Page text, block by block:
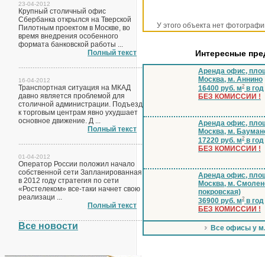
23-04-2012
Крупный столичный офис
Сбербанка открылся на Тверской
Пилотным проектом в Москве, во
время внедрения особенного
формата банковской работы ...
Полный текст
16-04-2012
Транспортная ситуация на МКАД
давно является проблемой для
столичной администрации. Подъезд
к торговым центрам явно ухудшает
основное движение. Д ...
Полный текст
01-04-2012
Оператор России положил начало
собственной сети Запланированная
в 2012 году стратегия по сети
«Ростелеком» все-таки начнет свою
реализаци ...
Полный текст
Все новости
У этого объекта нет
Интересные
Аренда офис,
Москва, м. Аннино
16400 руб. м2 в год
БЕЗ КОМИССИИ !
Аренда офис,
Москва, м.
17220 руб. м2 в год
БЕЗ КОМИССИИ !
Аренда офис,
Москва, м.
покровская)
36900 руб. м2 в год
БЕЗ КОМИССИИ !
Все офисы у